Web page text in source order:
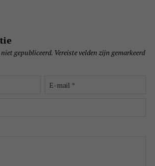
gepubliceerd. Vereiste velden zijn gemarkeerd